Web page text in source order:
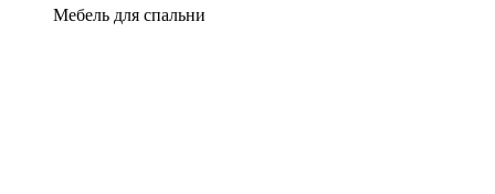
Мебель для спальни